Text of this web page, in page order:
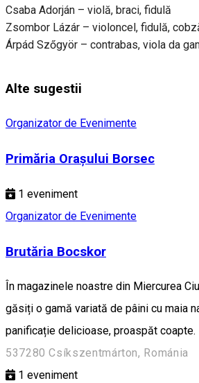
Csaba Adorján – violă, braci, fidulă
Zsombor Lázár – violoncel, fidulă,
Árpád Szőgyör – contrabas, viola da
Alte sugestii
Organizator de Evenimente
Primăria Orașului Borsec
1 eveniment
Organizator de Evenimente
Brutăria Bocskor
În magazinele noastre din Miercurea
găsiți o gamă variată de pâini cu maia
panificație delicioase, proaspăt coapte.
537280 Csíkszentmárton, Románia
1 eveniment